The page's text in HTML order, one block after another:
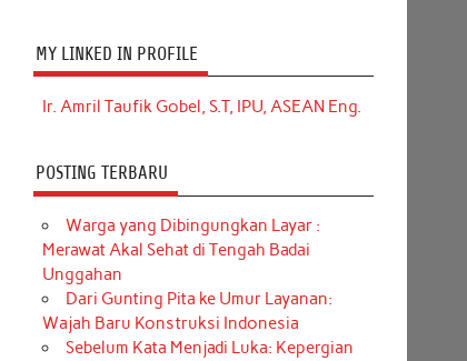
MY LINKED IN PROFILE
Ir. Amril Taufik Gobel, S.T, IPU, ASEAN Eng.
POSTING TERBARU
Warga yang Dibingungkan Layar :
Merawat Akal Sehat di Tengah Badai
Unggahan
Dari Gunting Pita ke Umur Layanan:
Wajah Baru Konstruksi Indonesia
Sebelum Kata Menjadi Luka: Kepergian